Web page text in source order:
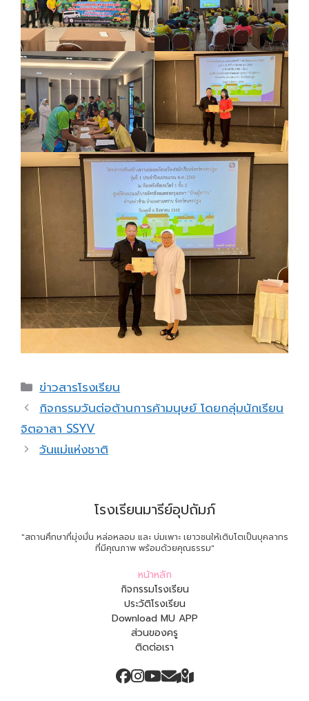
Categories
ข่าวสารโรงเรียน
กิจกรรมวันต่อต้านการค้ามนุษย์ โดยกลุ่มนักเรียน
จิตอาสา SSYV
วันแม่แห่งชาติ
โรงเรียนมารีย์อุปถัมภ์
"สถานศึกษาที่มุ่งมั่น หล่อหลอม และ บ่มเพาะ เยาวชนให้เติบโตเป็นบุคลากร
ที่มีคุณภาพ พร้อมด้วยคุณธรรม"
หน้าหลัก
กิจกรรมโรงเรียน
ประวัติโรงเรียน
Download MU APP
ส่วนของครู
ติดต่อเรา